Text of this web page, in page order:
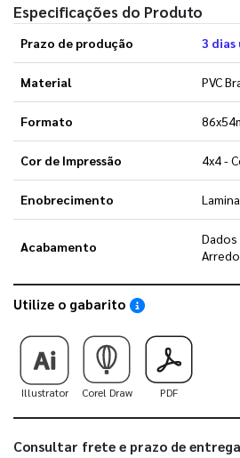
Especificações do Produto
Prazo de produção 3
Material PVC
Formato
Cor de Impressão 4x4 -
Enobrecimento
Acabamento
Dados
Utilize o gabarito Saiba como utilizar
Illustrator Corel Draw PDF
Consultar frete e prazo de entrega